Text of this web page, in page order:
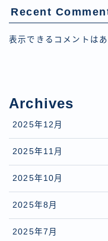
Recent
表示できるコメントはあ
Archives
2025年12月
2025年11月
2025年10月
2025年8月
2025年7月